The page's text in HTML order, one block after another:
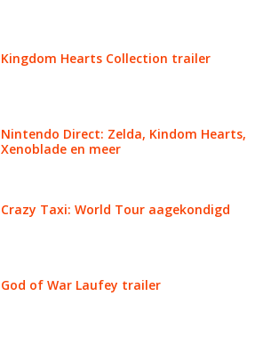
Kingdom Hearts Collection trailer
Nintendo Direct: Zelda, Kindom Hearts,
Xenoblade en meer
Crazy Taxi: World Tour aagekondigd
God of War Laufey trailer